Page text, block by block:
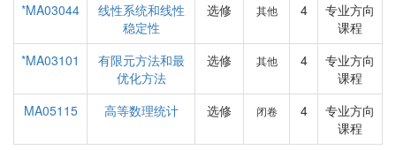
*MA03044
线性系统和线性
稳定性
选修 其他 4
专业方向
课程
*MA03101
有限元方法和最
优化方法
选修 其他 4
专业方向
课程
MA05115
高等数理统计 选修 闭卷 4
专业方向
课程